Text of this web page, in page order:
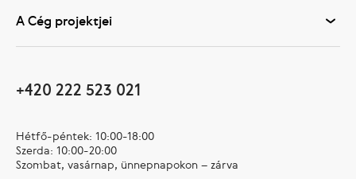
A Cég projektjei
+420 222 523 021
Hétfő-péntek: 10:00-18:00
Szerda: 10:00-20:00
Szombat, vasárnap, ünnepnapokon – zárva